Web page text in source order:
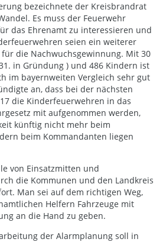
bezeichnete der Kreisbrandrat
Es muss der Feuerwehr
das Ehrenamt zu interessieren und
seien ein weiterer
die Nachwuchsgewinnung. Mit 30
in Gründung ) und 486 Kindern ist
im bayernweiten Vergleich sehr gut
an, dass bei der nächsten
die Kinderfeuerwehren in das
mit aufgenommen werden,
künftig nicht mehr beim
beim Kommandanten liegen
von Einsatzmitten und
die Kommunen und den Landkreis
Man sei auf dem richtigen Weg,
Helfern Fahrzeuge mit
an die Hand zu geben.
der Alarmplanung soll in